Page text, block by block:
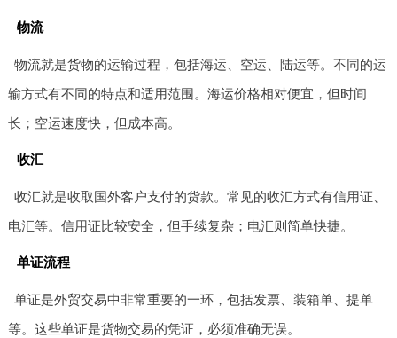
物流
物流就是货物的运输过程，包括海运、空运、陆运等。不同的运
输方式有不同的特点和适用范围。海运价格相对便宜，但时间
长；空运速度快，但成本高。
收汇
收汇就是收取国外客户支付的货款。常见的收汇方式有信用证、
电汇等。信用证比较安全，但手续复杂；电汇则简单快捷。
单证流程
单证是外贸交易中非常重要的一环，包括发票、装箱单、提单
等。这些单证是货物交易的凭证，必须准确无误。